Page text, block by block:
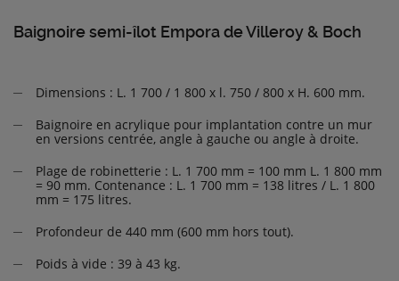
Baignoire semi-îlot Empora de Villeroy & Boch
Dimensions : L. 1 700 / 1 800 x l. 750 / 800 x H. 600 mm.
Baignoire en acrylique pour implantation contre un mur
en versions centrée, angle à gauche ou angle à droite.
Plage de robinetterie : L. 1 700 mm = 100 mm L. 1 800 mm
= 90 mm. Contenance : L. 1 700 mm = 138 litres / L. 1 800
mm = 175 litres.
Profondeur de 440 mm (600 mm hors tout).
Poids à vide : 39 à 43 kg.